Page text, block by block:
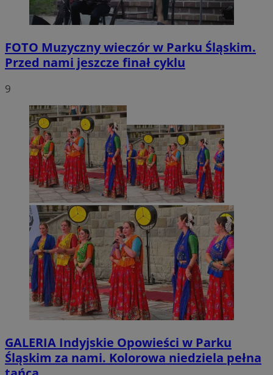
FOTO Muzyczny wieczór w Parku Śląskim.
Przed nami jeszcze finał cyklu
9
GALERIA Indyjskie Opowieści w Parku
Śląskim za nami. Kolorowa niedziela pełna